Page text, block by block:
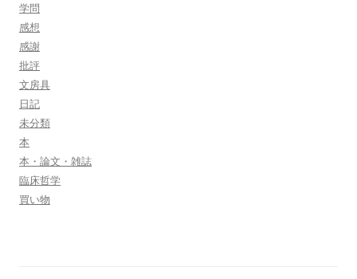
学問
感想
感謝
批評
文房具
日記
未分類
本
本・論文・雑誌
臨床哲学
買い物